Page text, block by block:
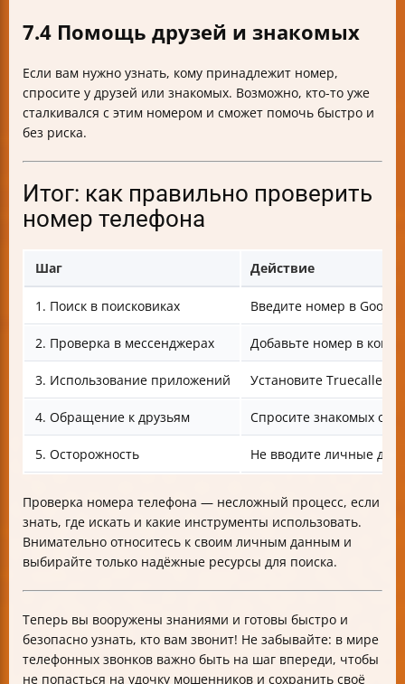
7.4 Помощь друзей и знакомых
Если вам нужно узнать, кому принадлежит номер,
спросите у друзей или знакомых. Возможно, кто-то уже
сталкивался с этим номером и сможет помочь быстро и
без риска.
Итог: как правильно проверить
номер телефона
Шаг Действие
1. Поиск в поисковиках Введите номер в
2. Проверка в мессенджерах Добавьте номер в
3. Использование приложений Установите Truecaller
4. Обращение к друзьям Спросите знакомых о
5. Осторожность Не вводите личные
Проверка номера телефона — несложный процесс, если
знать, где искать и какие инструменты использовать.
Внимательно относитесь к своим личным данным и
выбирайте только надёжные ресурсы для поиска.
Теперь вы вооружены знаниями и готовы быстро и
безопасно узнать, кто вам звонит! Не забывайте: в мире
телефонных звонков важно быть на шаг впереди, чтобы
не попасться на удочку мошенников и сохранить своё